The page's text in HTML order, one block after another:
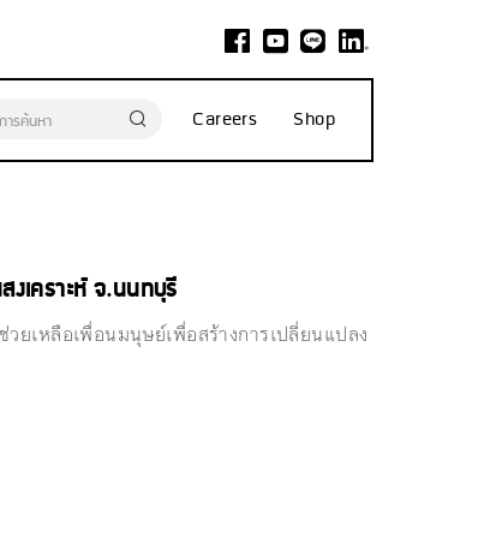
Careers Shop
เคราะห์ จ.นนทบุรี
ยเหลือเพื่อนมนุษย์เพื่อสร้างการเปลี่ยนแปลง